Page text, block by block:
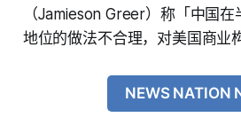
（Jamieson Greer）称「中国
地位的做法不合理，对美国商业
NEWS NATION